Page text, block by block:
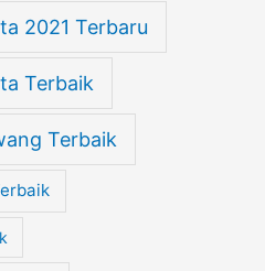
2021 Terbaru
Terbaik
Terbaik